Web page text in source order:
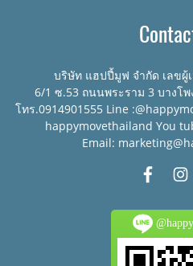
บริษัท แฮปปี้มูฟ จำกัด เลขผู้
6/1 ซ.53 ถนนพระราม 3 บางโ
โทร.0914901555 Line
happymovethailand You
Email: